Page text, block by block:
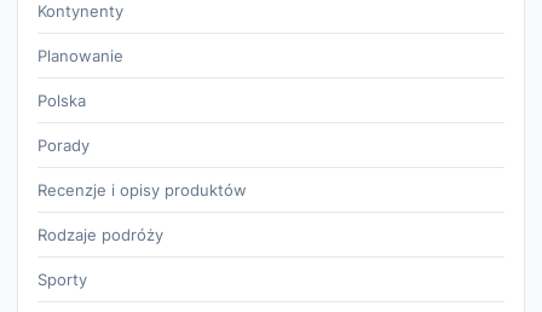
Kontynenty
Planowanie
Polska
Porady
Recenzje i opisy produktów
Rodzaje podróży
Sporty